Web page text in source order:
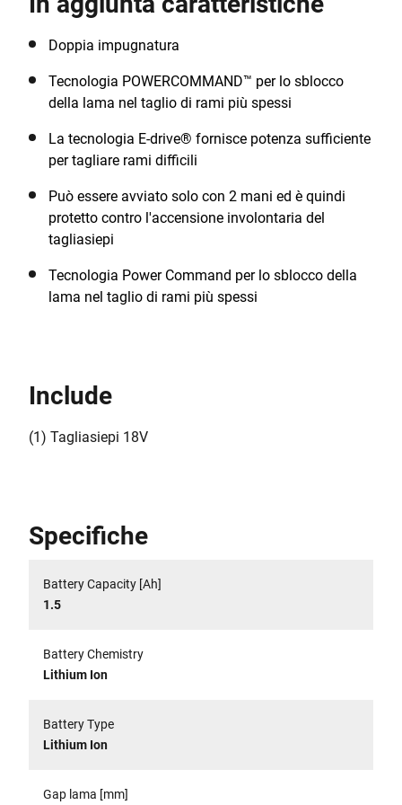
separatamente.
Doppia impugnatura
Tecnologia POWERCOMMAND™ per lo sblocco
della lama nel taglio di rami più spessi
La tecnologia E-drive® fornisce potenza sufficiente
per tagliare rami difficili
Può essere avviato solo con 2 mani ed è quindi
protetto contro l'accensione involontaria del
tagliasiepi
Tecnologia Power Command per lo sblocco della
lama nel taglio di rami più spessi
Include
(1) Tagliasiepi 18V
Specifiche
Battery Capacity [Ah]
1.5
Battery Chemistry
Lithium Ion
Battery Type
Lithium Ion
Gap lama [mm]